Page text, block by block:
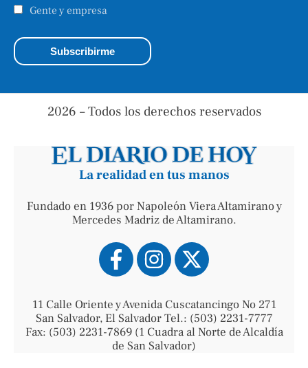
Gente y empresa
2026 – Todos los derechos reservados
La realidad en tus manos
Fundado en 1936 por Napoleón Viera Altamirano y
Mercedes Madriz de Altamirano.
11 Calle Oriente y Avenida Cuscatancingo No 271
San Salvador, El Salvador Tel.: (503) 2231-7777
Fax: (503) 2231-7869 (1 Cuadra al Norte de Alcaldía
de San Salvador)